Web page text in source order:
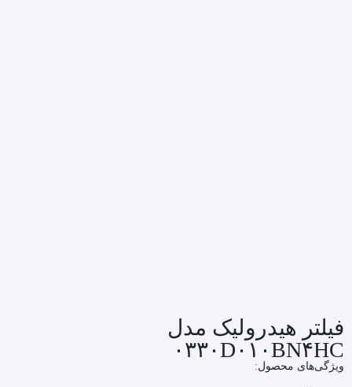
فیلتر هیدرولیک مدل
۰۳۳۰D۰۱۰BN۴HC
ویژگی‌های محصول: